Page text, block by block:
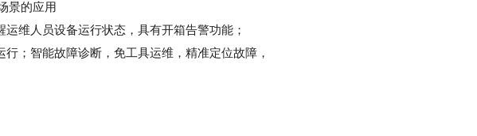
景的应用
维人员设备运行状态，具有开箱告警功能；
；智能故障诊断，免工具运维，精准定位故障，